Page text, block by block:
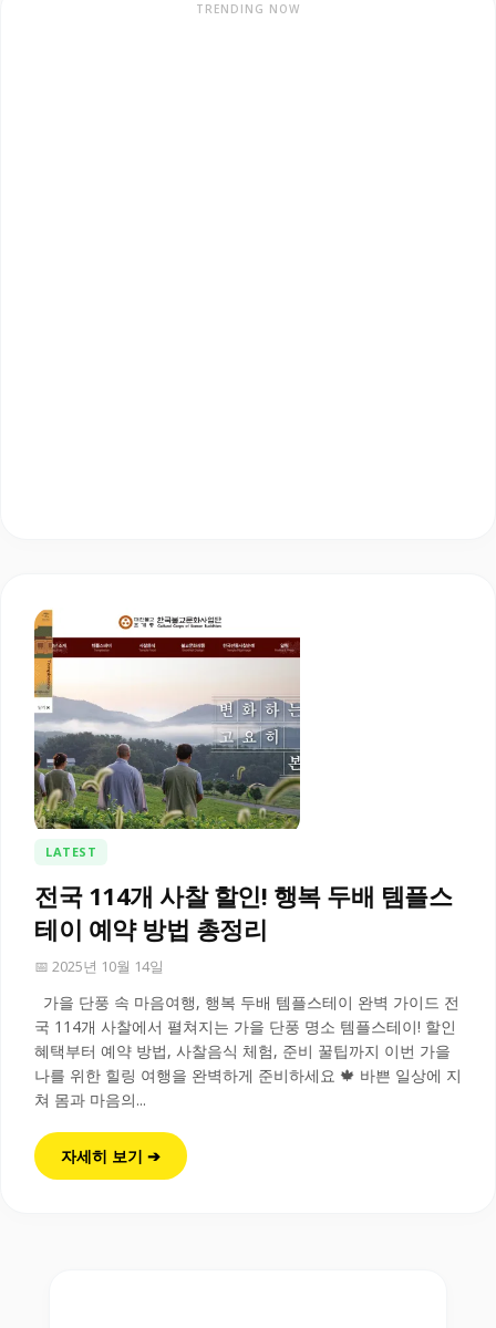
TRENDING NOW
LATEST
전국 114개 사찰 할인! 행복 두배 템플스
테이 예약 방법 총정리
📅 2025년 10월 14일
가을 단풍 속 마음여행, 행복 두배 템플스테이 완벽 가이드 전
국 114개 사찰에서 펼쳐지는 가을 단풍 명소 템플스테이! 할인
혜택부터 예약 방법, 사찰음식 체험, 준비 꿀팁까지 이번 가을
나를 위한 힐링 여행을 완벽하게 준비하세요 🍁 바쁜 일상에 지
쳐 몸과 마음의...
자세히 보기 ➔